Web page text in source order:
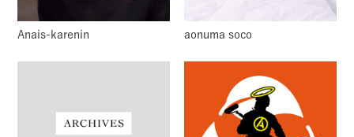
Anais-karenin aonuma soco